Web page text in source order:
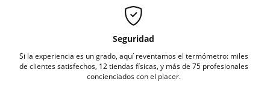
Seguridad
Si la experiencia es un grado, aquí reventamos el termómetro: miles
de clientes satisfechos, 12 tiendas físicas, y más de 75 profesionales
concienciados con el placer.